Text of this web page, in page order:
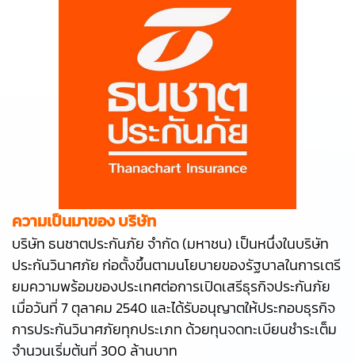
ความเป็นมาของ บริษัท
บริษัท ธนชาตประกันภัย จำกัด (มหาชน) เป็นหนึ่งในบริษัท
ประกันวินาศภัย ก่อตั้งขึ้นตามนโยบายของรัฐบาลในการเตรี
ยมความพร้อมของประเทศต่อการเปิดเสรีธุรกิจประกันภัย
เมื่อวันที่ 7 ตุลาคม 2540 และได้รับอนุญาตให้ประกอบธุรกิจ
การประกันวินาศภัยทุกประเภท ด้วยทุนจดทะเบียนชำระเต็ม
จำนวนเริ่มต้นที่ 300 ล้านบาท